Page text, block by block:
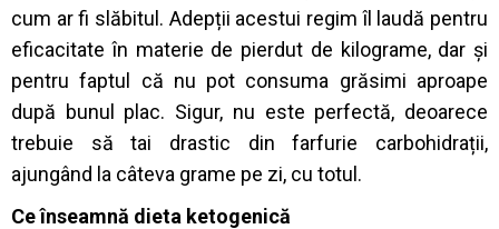
cum ar fi slăbitul. Adepții acestui regim îl laudă pentru
eficacitate în materie de pierdut de kilograme, dar și
pentru faptul că nu pot consuma grăsimi aproape
după bunul plac. Sigur, nu este perfectă, deoarece
trebuie să tai drastic din farfurie carbohidrații,
ajungând la câteva grame pe zi, cu totul.
Ce înseamnă dieta ketogenică